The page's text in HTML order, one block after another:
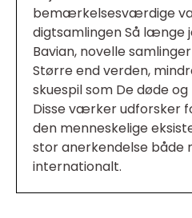
bemærkelsesværdige
digtsamlingen Så længe
Bavian, novelle
Større end verden,
skuespil som De døde
Disse værker udforsker
den menneskelige
stor anerkendelse både
internationalt.